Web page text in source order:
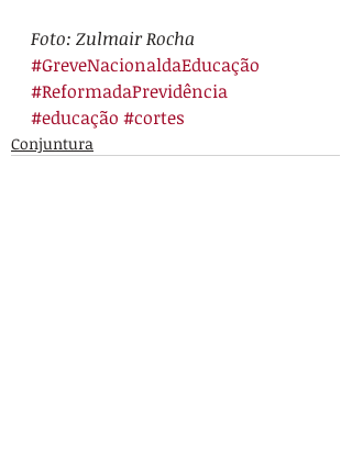
Foto: Zulmair Rocha
#GreveNacionaldaEducação
#ReformadaPrevidência
#educação #cortes
Conjuntura